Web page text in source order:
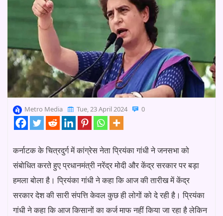
Metro Media Tue, 23 April 2024 0
कर्नाटक के चित्रदुर्ग में कांग्रेस नेता प्रियंका गांधी ने जनसभा को
संबोधित करते हुए प्रधानमंत्री नरेंद्र मोदी और केंद्र सरकार पर बड़ा
हमला बोला है। प्रियंका गांधी ने कहा कि आज की तारीख में केंद्र
सरकार देश की सारी संपत्ति केवल कुछ ही लोगों को दे रही है। प्रियंका
गांधी ने कहा कि आज किसानों का कर्ज माफ नहीं किया जा रहा है लेकिन